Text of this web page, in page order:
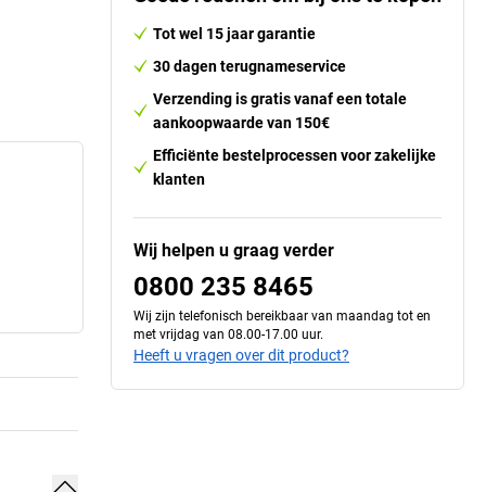
Tot wel 15 jaar garantie
30 dagen terugnameservice
Verzending is gratis vanaf een totale
aankoopwaarde van 150€
Efficiënte bestelprocessen voor zakelijke
klanten
Wij helpen u graag verder
0800 235 8465
Wij zijn telefonisch bereikbaar van maandag tot en
met vrijdag van 08.00-17.00 uur.
Heeft u vragen over dit product?